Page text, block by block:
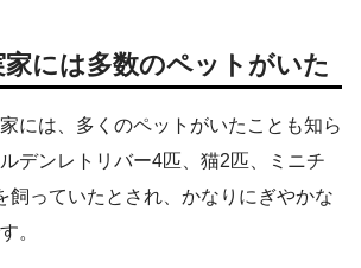
には多数のペットがいた
には、多くのペットがいたことも知ら
デンレトリバー4匹、猫2匹、ミニチ
飼っていたとされ、かなりにぎやかな
。